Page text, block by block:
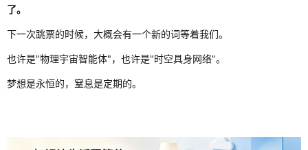
了。
下一次跳票的时候，大概会有一个新的词等着我们。
也许是"物理宇宙智能体"，也许是"时空具身网络"。
梦想是永恒的，窒息是定期的。